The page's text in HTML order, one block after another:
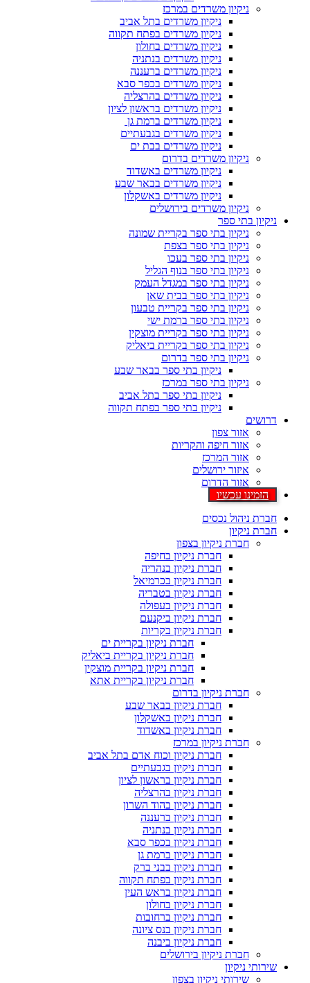
ניקיון משרדים במרכז
ניקיון משרדים בתל אביב
ניקיון משרדים בפתח תקווה
ניקיון משרדים בחולון
ניקיון משרדים בנתניה
ניקיון משרדים ברעננה
ניקיון משרדים בכפר סבא
ניקיון משרדים בהרצליה
ניקיון משרדים בראשון לציון
ניקיון משרדים ברמת גן
ניקיון משרדים בגבעתיים
ניקיון משרדים בבת ים
ניקיון משרדים בדרום
ניקיון משרדים באשדוד
ניקיון משרדים בבאר שבע
ניקיון משרדים באשקלון
ניקיון משרדים בירושלים
ניקיון בתי ספר
ניקיון בתי ספר בקריית שמונה
ניקיון בתי ספר בצפת
ניקיון בתי ספר בעכו
ניקיון בתי ספר בנוף הגליל
ניקיון בתי ספר במגדל העמק
ניקיון בתי ספר בבית שאן
ניקיון בתי ספר בקריית טבעון
ניקיון בתי ספר ברמת ישי
ניקיון בתי ספר בקריית מוצקין
ניקיון בתי ספר בקריית ביאליק
ניקיון בתי ספר בדרום
ניקיון בתי ספר בבאר שבע
ניקיון בתי ספר במרכז
ניקיון בתי ספר בתל אביב
ניקיון בתי ספר בפתח תקווה
דרושים
אזור צפון
אזור חיפה והקריות
אזור המרכז
איזור ירושלים
אזור הדרום
הזמינו עכשיו
חברת ניהול נכסים
חברת ניקיון
חברת ניקיון בצפון
חברת ניקיון בחיפה
חברת ניקיון בנהריה
חברת ניקיון בכרמיאל
חברת ניקיון בטבריה
חברת ניקיון בעפולה
חברת ניקיון ביקנעם
חברת ניקיון בקריות
חברת ניקיון בקריית ים
חברת ניקיון בקריית ביאליק
חברת ניקיון בקריית מוצקין
חברת ניקיון בקריית אתא
חברת ניקיון בדרום
חברת ניקיון בבאר שבע
חברת ניקיון באשקלון
חברת ניקיון באשדוד
חברת ניקיון במרכז
חברת ניקיון וכוח אדם בתל אביב
חברת ניקיון בגבעתיים
חברת ניקיון בראשון לציון
חברת ניקיון בהרצליה
חברת ניקיון בהוד השרון
חברת ניקיון ברעננה
חברת ניקיון בנתניה
חברת ניקיון בכפר סבא
חברת ניקיון ברמת גן
חברת ניקיון בבני ברק
חברת ניקיון בפתח תקווה
חברת ניקיון בראש העין
חברת ניקיון בחולון
חברת ניקיון ברחובות
חברת ניקיון בנס ציונה
חברת ניקיון ביבנה
חברת ניקיון בירושלים
שירותי ניקיון
שירותי ניקיון בצפון